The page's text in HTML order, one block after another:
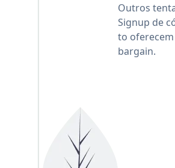
Outros
Signup de
to
bargain.